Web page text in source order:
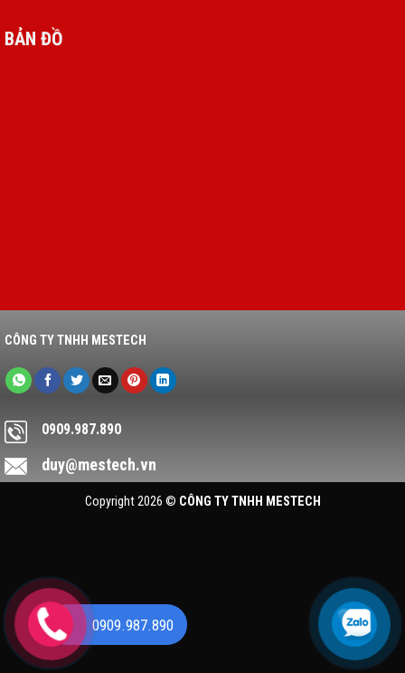
BẢN ĐỒ
CÔNG TY TNHH MESTECH
0909.987.890
duy@mestech.vn
Copyright 2026 © CÔNG TY TNHH MESTECH
0909.987.890